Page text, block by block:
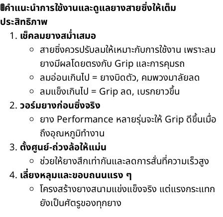
🚦คำแนะนำการใช้งานและดูแลยางสายซิ่งให้เต็ม
ประสิทธิภาพ
เช็คลมยางสม่ำเสมอ
สายซิ่งควรปรับลมให้เหมาะกับการใช้งาน เพราะลม
ยางมีผลโดยตรงกับ Grip และการคุมรถ
ลมอ่อนเกินไป = ยางบิดตัว, คมพวงมาลัยลด
ลมแข็งเกินไป = Grip ลด, เบรกยาวขึ้น
วอร์มยางก่อนซิ่งจริง
ยาง Performance หลายรุ่นจะให้ Grip ดีขึ้นเมื่อ
ถึงอุณหภูมิทำงาน
ตั้งศูนย์-ถ่วงล้อให้แม่น
ช่วยให้ยางสึกเท่ากันและลดการสั่นที่ความเร็วสูง
เลี่ยงหลุมและขอบถนนแรง ๆ
โครงสร้างยางสนามแข่งแข็งจริง แต่แรงกระแทก
ยังเป็นศัตรูของทุกยาง